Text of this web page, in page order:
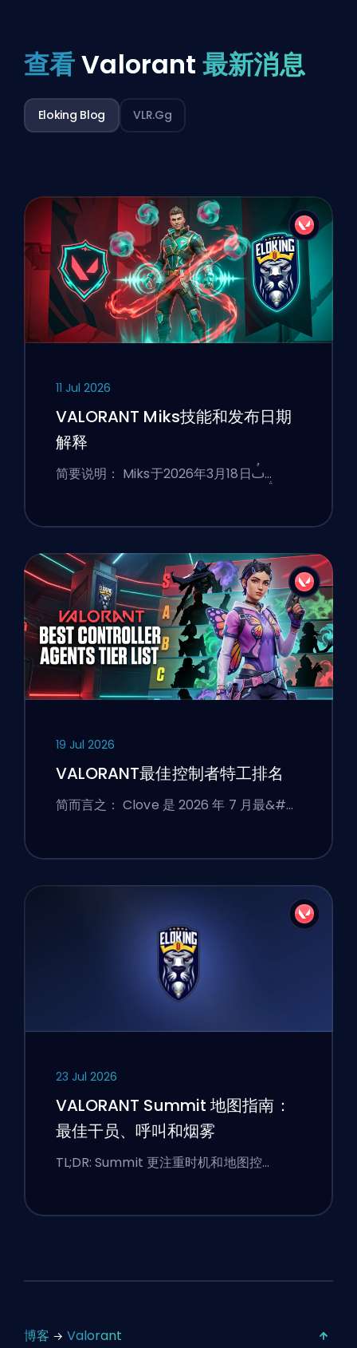
查看Valorant 最新消息
Eloking Blog VLR.gg
11 Jul 2026
VALORANT Miks技能和发布日期
解释
简要说明： Miks于2026年3月18日ࢷ…
19 Jul 2026
VALORANT最佳控制者特工排名
简而言之： Clove 是 2026 年 7 月最&#…
23 Jul 2026
VALORANT Summit 地图指南：
最佳干员、呼叫和烟雾
TL;DR: Summit 更注重时机和地图控…
博客 Valorant